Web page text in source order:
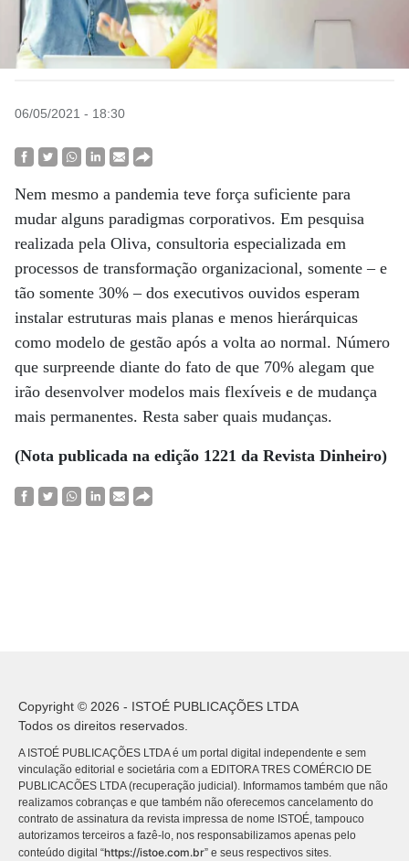
06/05/2021 - 18:30
Nem mesmo a pandemia teve força suficiente para
mudar alguns paradigmas corporativos. Em pesquisa
realizada pela Oliva, consultoria especializada em
processos de transformação organizacional, somente – e
tão somente 30% – dos executivos ouvidos esperam
instalar estruturas mais planas e menos hierárquicas
como modelo de gestão após a volta ao normal. Número
que surpreende diante do fato de que 70% alegam que
irão desenvolver modelos mais flexíveis e de mudança
mais permanentes. Resta saber quais mudanças.
(Nota publicada na edição 1221 da Revista Dinheiro)
Copyright © 2026 - ISTOÉ PUBLICAÇÕES LTDA
Todos os direitos reservados.
A ISTOÉ PUBLICAÇÕES LTDA é um portal digital independente e sem
vinculação editorial e societária com a EDITORA TRES COMÉRCIO DE
PUBLICACÕES LTDA (recuperação judicial). Informamos também que não
realizamos cobranças e que também não oferecemos cancelamento do
contrato de assinatura da revista impressa de nome ISTOÉ, tampouco
autorizamos terceiros a fazê-lo, nos responsabilizamos apenas pelo
conteúdo digital “https://istoe.com.br” e seus respectivos sites.